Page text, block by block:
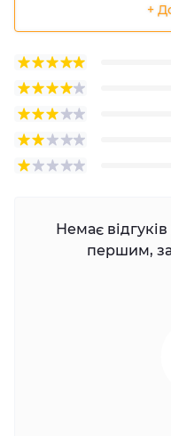
+
Немає
першим,